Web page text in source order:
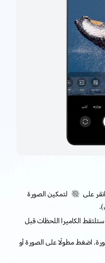
على
لتمكين الصورة
الكاميرا اللحظات قبل
اضغط مطولًا على الصورة أو